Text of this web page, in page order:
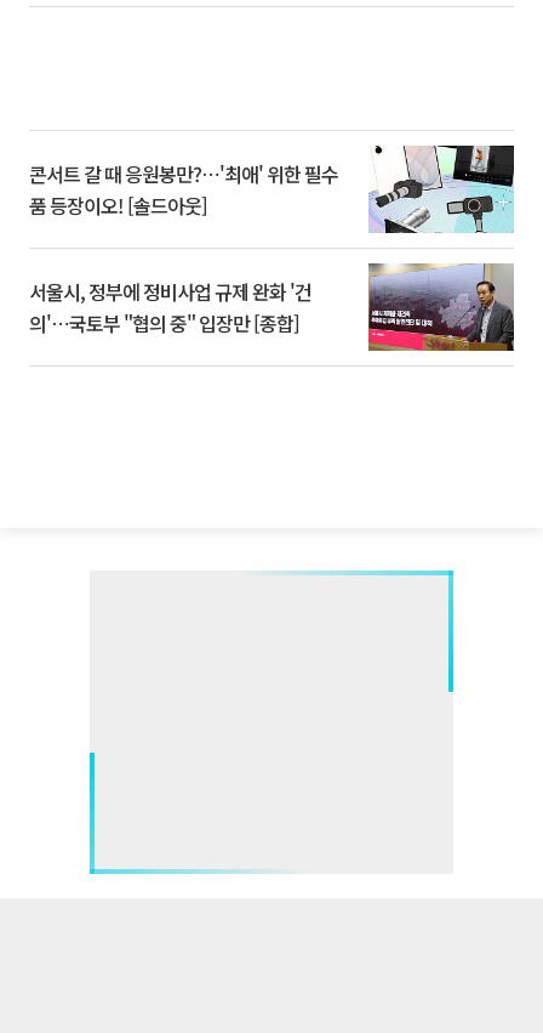
콘서트 갈 때 응원봉만?⋯'최애' 위한 필수
품 등장이오! [솔드아웃]
서울시, 정부에 정비사업 규제 완화 '건
의'⋯국토부 "협의 중" 입장만 [종합]